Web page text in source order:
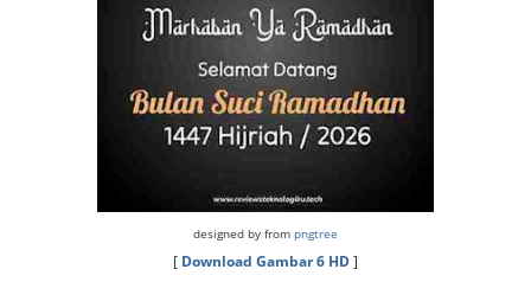
designed by from pngtree
[ Download Gambar 6 HD]